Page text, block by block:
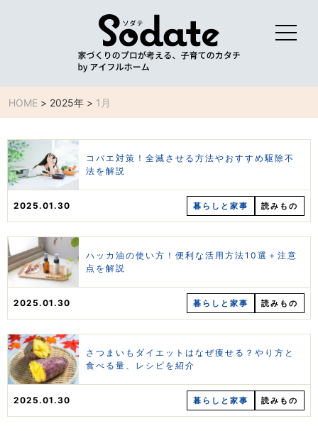
HOME > 2025年 > 1月
2025.01.30 暮らしと家事 読みもの
コバエ対策！全滅させる方法やおすすめ駆除不
法を解説
2025.01.30 暮らしと家事 読みもの
ハッカ油の使い方！便利な活用方法10選＋注意
点を解説
2025.01.30 暮らしと家事 読みもの
さつまいもダイエットはなぜ痩せる？やり方と
食べる量、レシピを紹介